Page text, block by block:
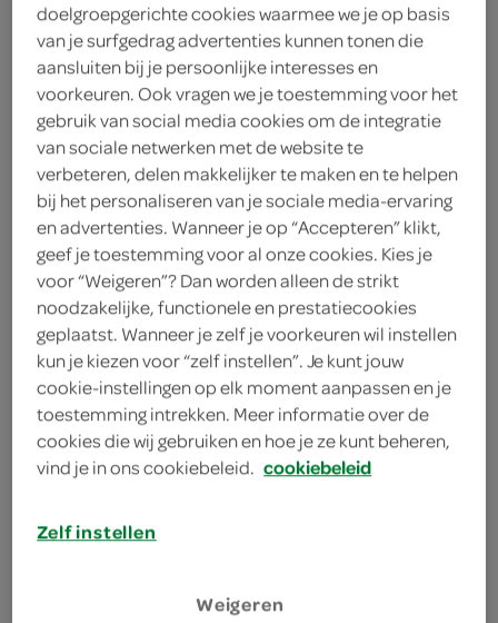
verse framboos
200 milliliter slagroom
450 gram vanillekwark
400 gram perzikschijfjes
75 gram suiker
250 gram diepvriesframbozen
kies je winkel
bereiden
deel op twitter
doelgroepgerichte cookies waarmee we je op basis
van je surfgedrag advertenties kunnen tonen die
aansluiten bij je persoonlijke interesses en
voorkeuren. Ook vragen we je toestemming voor het
gebruik van social media cookies om de integratie
van sociale netwerken met de website te
verbeteren, delen makkelijker te maken en te helpen
bij het personaliseren van je sociale media-ervaring
en advertenties. Wanneer je op “Accepteren” klikt,
geef je toestemming voor al onze cookies. Kies je
voor “Weigeren”? Dan worden alleen de strikt
noodzakelijke, functionele en prestatiecookies
geplaatst. Wanneer je zelf je voorkeuren wil instellen
kun je kiezen voor “zelf instellen”. Je kunt jouw
cookie-instellingen op elk moment aanpassen en je
toestemming intrekken. Meer informatie over de
cookies die wij gebruiken en hoe je ze kunt beheren,
vind je in ons cookiebeleid. cookiebeleid
Zelf instellen
Weigeren